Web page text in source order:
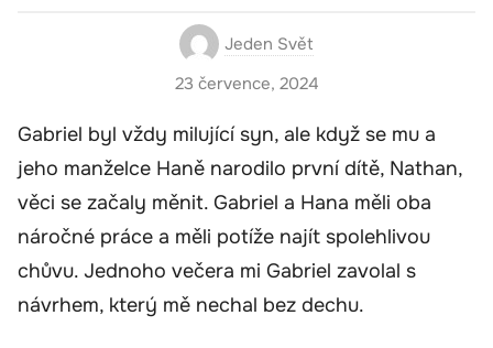
Jeden Svět
23 července, 2024
Gabriel byl vždy milující syn, ale když se mu a
jeho manželce Haně narodilo první dítě, Nathan,
věci se začaly měnit. Gabriel a Hana měli oba
náročné práce a měli potíže najít spolehlivou
chůvu. Jednoho večera mi Gabriel zavolal s
návrhem, který mě nechal bez dechu.